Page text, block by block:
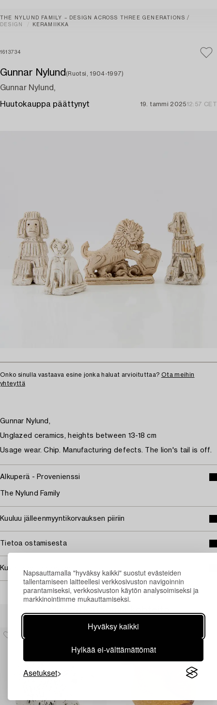
Napsauttamalla "hyväksy kaikki" suostut evästeiden
tallentamiseen laitteellesi verkkosivuston navigoinnin
parantamiseksi, verkkosivuston käytön analysoimiseksi ja
markkinointimme mukauttamiseksi.
Hyväksy kaikki
Hylkää ei-välttämättömät
Asetukset
THE NYLUND FAMILY – DESIGN ACROSS THREE GENERATIONS
DESIGN
KERAMIIKKA
1613734
Gunnar Nylund (Ruotsi, 1904-1997)
Gunnar Nylund,
Huutokauppa päättynyt 19. tammi 202512:57 CET
Onko sinulla vastaava esine jonka haluat arvioituttaa? Ota meihin
yhteyttä
Gunnar Nylund,
Unglazed ceramics, heights between 13-18 cm
Usage wear. Chip. Manufacturing defects. The lion's tail is off.
Alkuperä - Provenienssi
The Nylund Family
Kuuluu jälleenmyyntikorvauksen piiriin
Tietoa ostamisesta
Kuvan käyttöoikeudet